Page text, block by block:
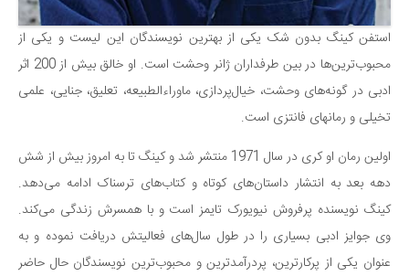
زمین و محیط زیست
خودرو
سرگرمی
دانستنی‌ها
طنز
فال
مسابقه
اخبار
استفن کینگ بدون شک یکی از بهترین نویسندگان این لیست و یکی از
محبوب‌ترین‌ها در بین طرفداران ژانر وحشت است. او خالق بیش از 200 اثر
ادبی در گونه‌های وحشت، خیال‌پردازی، ماوراءالطبیعه، تعلیق، جنایی، علمی
تخیلی و رمانهای فانتزی است.
اولین رمان او کری در سال 1971 منتشر شد و کینگ تا به امروز بیش از شش
دهه بعد به انتشار داستان‌های کوتاه و کتاب‌های ترسناک ادامه می‌دهد.
کینگ نویسنده پرفروش نیویورک تایمز است و با همسرش زندگی می‌کند.
وی جوایز ادبی بسیاری را در طول سال‌های فعالیتش دریافت نموده و به
عنوان یکی از پرکارترین، پردرآمدترین و محبوب‌ترین نویسندگان حال حاضر